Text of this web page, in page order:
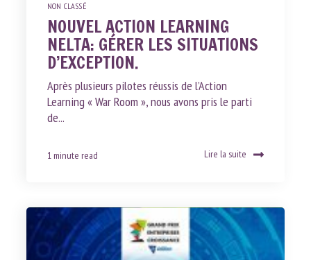
NON CLASSÉ
NOUVEL ACTION LEARNING
NELTA: GÉRER LES SITUATIONS
D’EXCEPTION.
Après plusieurs pilotes réussis de l’Action
Learning « War Room », nous avons pris le parti
de...
1 minute read Lire la suite